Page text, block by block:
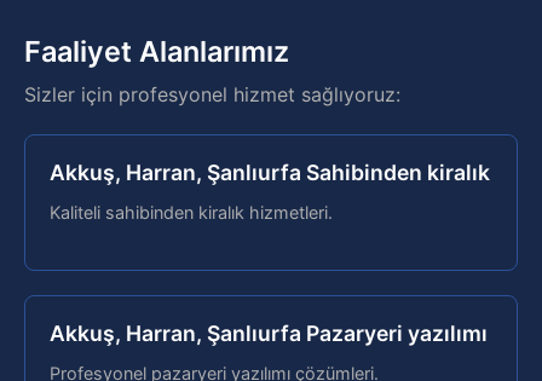
Faaliyet Alanlarımız
Sizler için profesyonel hizmet sağlıyoruz:
Akkuş, Harran, Şanlıurfa Sahibinden kiralık
Kaliteli sahibinden kiralık hizmetleri.
Akkuş, Harran, Şanlıurfa Pazaryeri yazılımı
Profesyonel pazaryeri yazılımı çözümleri.